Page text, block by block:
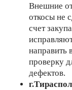
Внешние
откосы не
счет
проверку
дефектов.